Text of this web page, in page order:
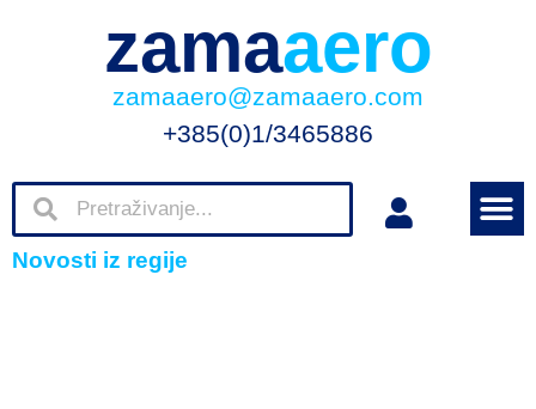
zamaaero
zamaaero@zamaaero.com
+385(0)1/3465886
Novosti iz regije